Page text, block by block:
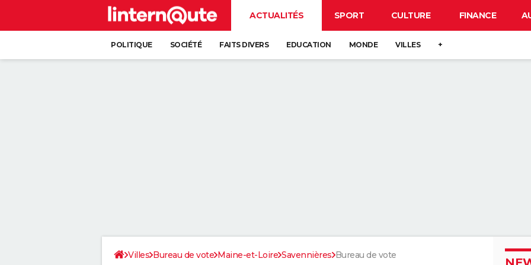
ACTUALITÉS SPORT CULTURE FINANCE
POLITIQUE SOCIÉTÉ FAITS DIVERS EDUCATION MONDE VILLES +
Villes Bureau de vote Maine-et-Loire Savennières Bureau de vote